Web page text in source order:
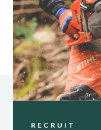
RECRUIT